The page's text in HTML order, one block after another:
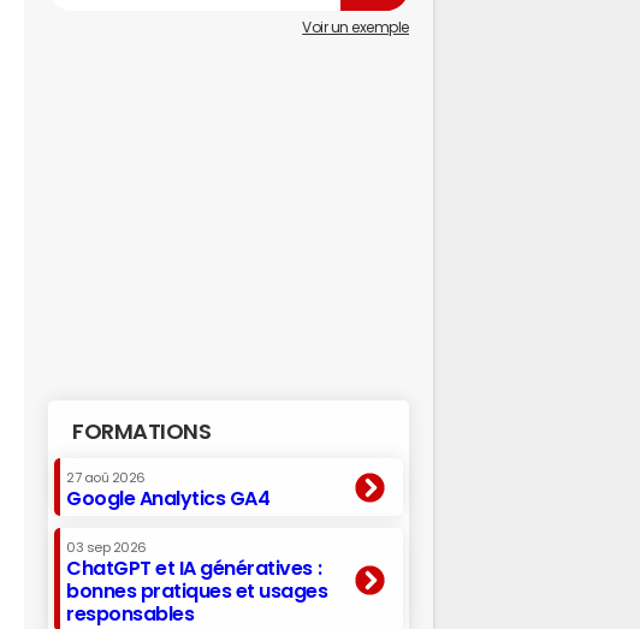
Voir un exemple
FORMATIONS
27 aoû 2026
Google Analytics GA4
03 sep 2026
ChatGPT et IA génératives :
bonnes pratiques et usages
responsables